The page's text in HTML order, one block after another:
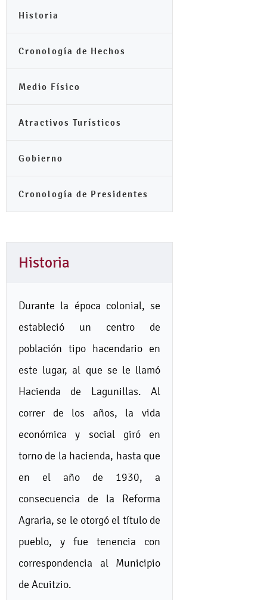
Historia
Cronología de Hechos
Medio Físico
Atractivos Turísticos
Gobierno
Cronología de Presidentes
Historia
Durante la época colonial, se
estableció un centro de
población tipo hacendario en
este lugar, al que se le llamó
Hacienda de Lagunillas. Al
correr de los años, la vida
económica y social giró en
torno de la hacienda, hasta que
en el año de 1930, a
consecuencia de la Reforma
Agraria, se le otorgó el título de
pueblo, y fue tenencia con
correspondencia al Municipio
de Acuitzio.